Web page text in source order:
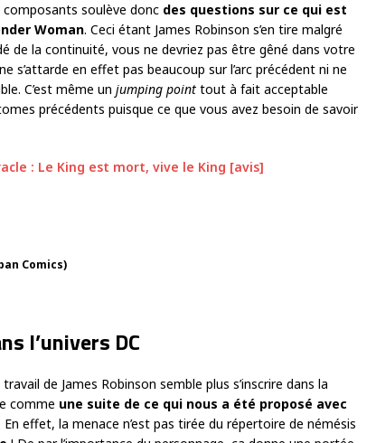
composants soulève donc des questions sur ce qui est
Woman. Ceci étant James Robinson s’en tire malgré
de la continuité, vous ne devriez pas être gêné dans votre
ne s’attarde en effet pas beaucoup sur l’arc précédent ni ne
C’est même un jumping point tout à fait acceptable
précédents puisque ce que vous avez besoin de savoir
: Le King est mort, vive le King [avis]
Comics)
l’univers DC
travail de James Robinson semble plus s’inscrire dans la
comme une suite de ce qui nous a été proposé avec
En effet, la menace n’est pas tirée du répertoire de némésis